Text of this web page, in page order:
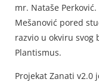
mr. Nataše
Mešanović pored
razvio u okviru svog
Plantismus.
Projekat Zanati v2.0